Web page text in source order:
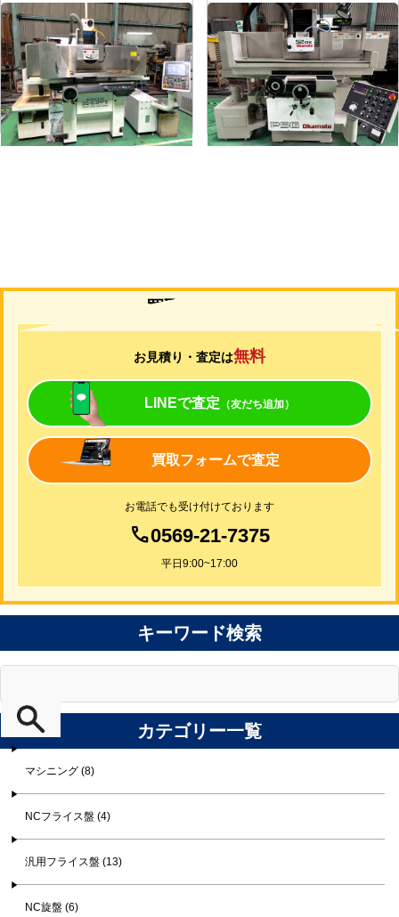
平面研削盤
メーカー クロダ
形 式GS-63PFⅡ
年 式2015
平面研削盤
メーカー 岡本
形 式 PSG-52DX
年 1997
買取について
お見積り・査定は無料
LINEで査定 （友だち追加）
買取フォームで査定
お電話でも受け付けております
0569-21-7375
平日9:00~17:00
キーワード検索
カテゴリー一覧
マシニング (8)
NCフライス盤 (4)
汎用フライス盤 (13)
NC旋盤 (6)